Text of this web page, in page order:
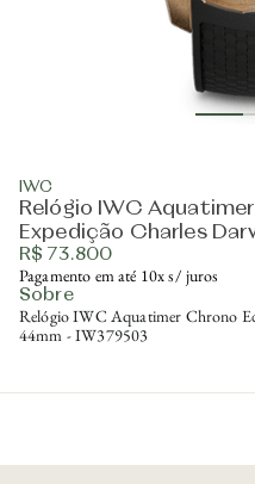
IWC
Relógio IWC
Expedição Charles
R$ 73.800
Pagamento em até 10x s/ juros
Sobre
Relógio IWC Aquatimer Chrono
44mm - IW379503